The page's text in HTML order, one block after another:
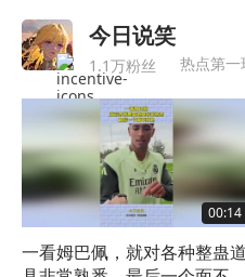
今日说笑
1.1万粉丝 热点第一
00:14
一看姆巴佩，就对各种整蛊